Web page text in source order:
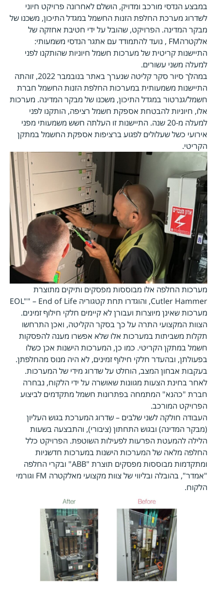
במבצע הנדסי מורכב ומדויק, הושלם לאחרונה פרויקט חיוני
לשדרוג מערכת החלפת הזנות החשמל במגדל התיכון, משכנו של
מבקר המדינה. הפרויקט, שהובל על ידי חטיבת אחזקה של
אלקטרהFM , נועד להתמודד עם אתגר הנדסי משמעותי:
התיישנות קריטית של מערכות חשמל חיוניות שהותקנו לפני
למעלה משני עשורים.
במהלך סיור סקר קליטה שנערך באתר בנובמבר 2022, זוהתה
התיישנות משמעותית במערכות החלפת הזנות החשמל חברת
חשמל/גנרטור במגדל התיכון, משכנו של מבקר המדינה. מערכות
אלו, חיוניות להבטחת אספקת חשמל רציפה, הותקנו לפני
למעלה מ-20 שנה. התיישנות זו העלתה חשש משמעותי מפני
אירועי כשל שעלולים לפגוע ברציפות אספקת החשמל במתקן
הקריטי.
מערכות החלפה אלו מבוססות מפסקים ותיקים מתוצרת
Cutler Hammer, והוגדרו תחת קטגוריה EOL"" – End of Life
מערכות שאינן מיוצרות ועבורן לא קיימים חלקי חילוף זמינים.
הצוות המקצועי התרה על כך בסקר הקליטה, ואכן התרחשו
תקלות משביתות במערכות אלו שלא אפשרו מענה להפסקות
חשמל במתקן הקריטי. כמו כן, המערכות הישנות אכן כשלו
בפעולתן, ובהעדר חלקי חילוף זמינים, לא היה מנוס מהחלפתן.
בעקבות אבחון המצב, הוחלט על שדרוג מידי של המערכות.
לאחר בחינת הצעות מגוונות שאושרה על ידי הלקוח, נבחרה
חברת "כהנא" המתמחה בפתרונות חשמל מתקדמים לביצוע
הפרויקט המורכב.
העבודה חולקה לשני שלבים – שדרוג המערכת בגוש העליון
(מבקר המדינה) ובגוש התחתון (ציבורי), והתבצעה בשעות
הלילה להמעטת הפרעות לפעילות השוטפת. הפרויקט כלל
החלפה מלאה של המערכות הישנות במערכות חדשניות
ומתקדמות מבוססות מפסקים תוצרת "ABB" ובקרי החלפה
"אמדר", בהובלה ובליווי של צוות מקצועי מאלקטרה FM וגורמי
הלקוח.